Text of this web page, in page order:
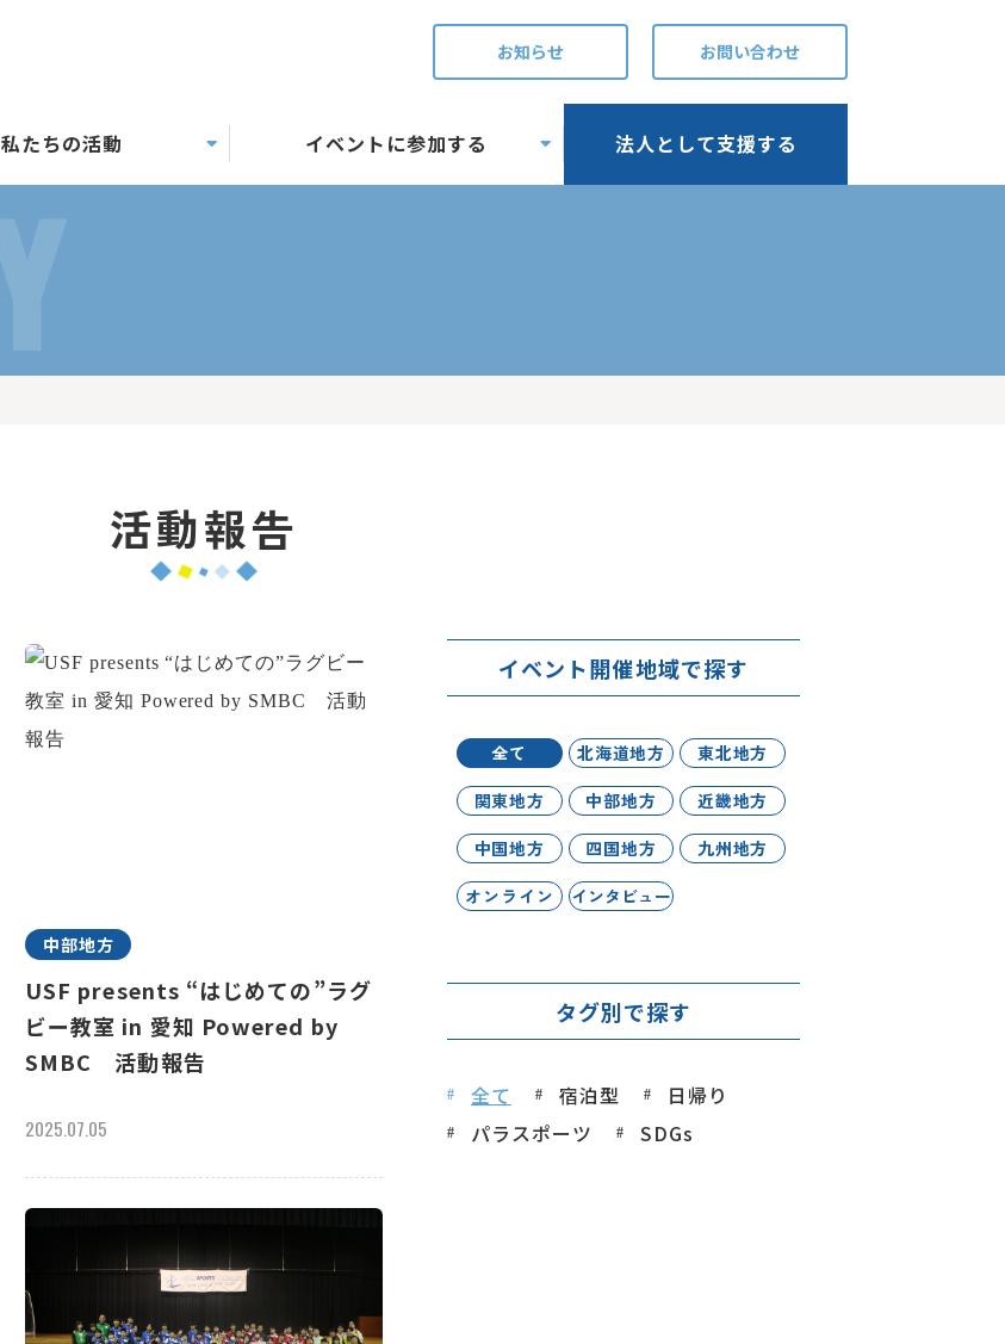
お知らせ お問い合わせ
私たちの活動 イベントに参加する 法人として支援する
活動報告
中部地方
USF presents “はじめての”ラグ
ビー教室 in 愛知 Powered by
SMBC 活動報告
2025.07.05
イベント開催地域で探す
全て 北海道地方
東北地方
関東地方
中部地方
近畿地方
中国地方
四国地方
九州地方
オンライン
インタビュー
タグ別で探す
全て 宿泊型
日帰り
パラスポーツ
SDGs